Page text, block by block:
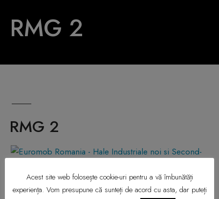
RMG 2
RMG 2
Acest site web folosește cookie-uri pentru a vă îmbunătăți
experiența. Vom presupune că sunteți de acord cu asta, dar puteți